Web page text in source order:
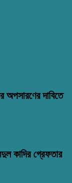
অপসারণের দাবিতে
কাদির গ্রেফতার